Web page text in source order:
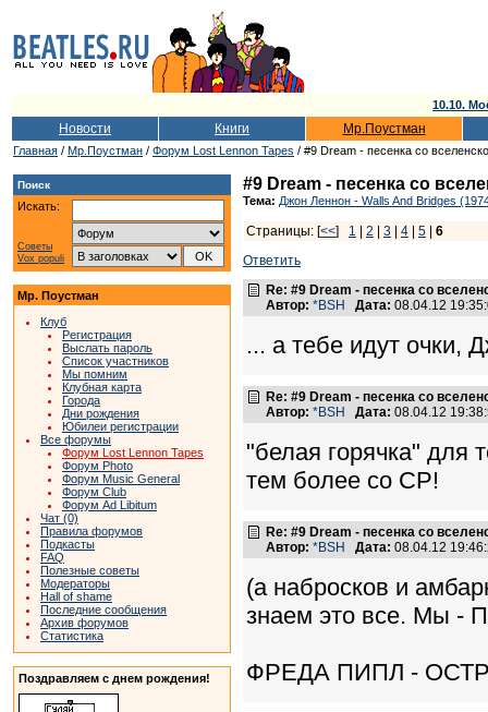
10.10.
Новости Книги Мр.Поустман
Главная / Мр.Поустман / Форум Lost Lennon Tapes / #9 Dream - песенка со
Поиск
Искать:
Советы
Vox populi
Мр. Поустман
Клуб
Регистрация
Выслать пароль
Список участников
Мы помним
Клубная карта
Города
Дни рождения
Юбилеи регистрации
Все форумы
Форум Lost Lennon Tapes
Форум Photo
Форум Music General
Форум Club
Форум Ad Libitum
Чат (0)
Правила форумов
Подкасты
FAQ
Полезные советы
Модераторы
Hall of shame
Последние сообщения
Архив форумов
Статистика
Поздравляем с днем рождения!
#9 Dream - песенка со
Тема: Джон Леннон - Walls And Bridges
Страницы: [<<] 1 2 3 4 5
6
Ответить
Re: #9 Dream - песенка со
Автор: *BSH Дата: 08.04.12
... а тебе идут очки,
Re: #9 Dream - песенка со
Автор: *BSH Дата: 08.04.12
"белая горячка" для
тем более со СР!
Re: #9 Dream - песенка со
Автор: *BSH Дата: 08.04.12
(а набросков и
знаем это все. Мы -
ФРЕДА ПИПЛ -